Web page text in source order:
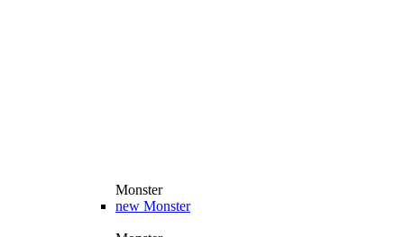
Monster
new Monster